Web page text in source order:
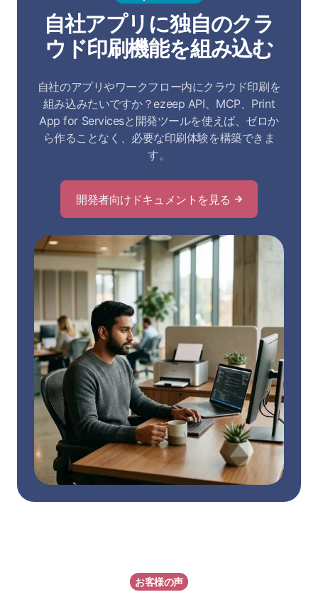
自社アプリに独自のクラ
ウド印刷機能を組み込む
自社のアプリやワークフロー内にクラウド印刷を
組み込みたいですか？ezeep API、MCP、Print
App for Servicesと開発ツールを使えば、ゼロか
ら作ることなく、必要な印刷体験を構築できま
す。
開発者向けドキュメントを見る
お客様の声